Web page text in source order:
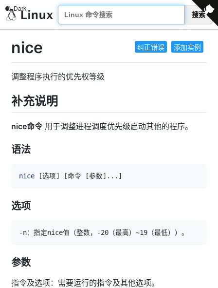
搜索
纠正错误 添加实例
nice
调整程序执行的优先权等级
补充说明
nice命令用于调整进程调度优先级启动其他的程序。
语法
nice [选项] [命令 [参数] .. . ]
选项
参数
指令及选项：需要运行的指令及其他选项。